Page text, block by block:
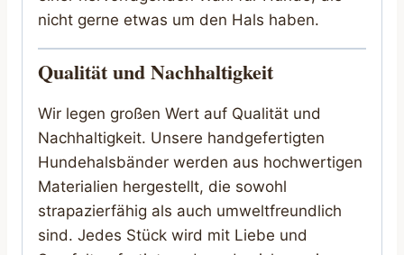
nicht gerne etwas um den Hals haben.
Qualität und Nachhaltigkeit
Wir legen großen Wert auf Qualität und
Nachhaltigkeit. Unsere handgefertigten
Hundehalsbänder werden aus hochwertigen
Materialien hergestellt, die sowohl
strapazierfähig als auch umweltfreundlich
sind. Jedes Stück wird mit Liebe und